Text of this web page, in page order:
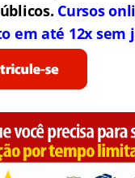
Cursos
em até 12x sem